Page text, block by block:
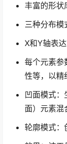
丰富的形状
三种分布模
X和Y轴表
每个元素参
性等，以精
凹面模式：
面）元素混
轮廓模式：